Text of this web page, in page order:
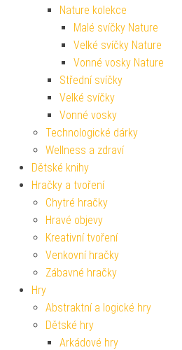
Nature kolekce
Malé svíčky Nature
Velké svíčky Nature
Vonné vosky Nature
Střední svíčky
Velké svíčky
Vonné vosky
Technologické dárky
Wellness a zdraví
Dětské knihy
Hračky a tvoření
Chytré hračky
Hravé objevy
Kreativní tvoření
Venkovní hračky
Zábavné hračky
Hry
Abstraktní a logické hry
Dětské hry
Arkádové hry